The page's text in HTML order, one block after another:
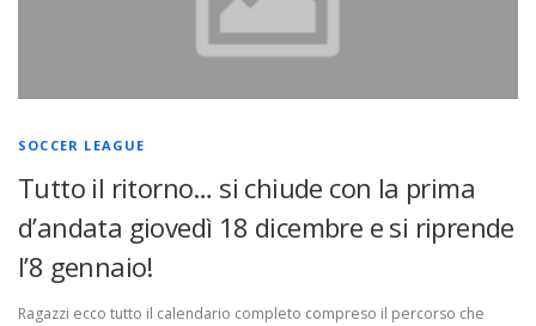
SOCCER LEAGUE
Tutto il ritorno… si chiude con la prima
d’andata giovedì 18 dicembre e si riprende
l’8 gennaio!
Ragazzi ecco tutto il calendario completo compreso il percorso che